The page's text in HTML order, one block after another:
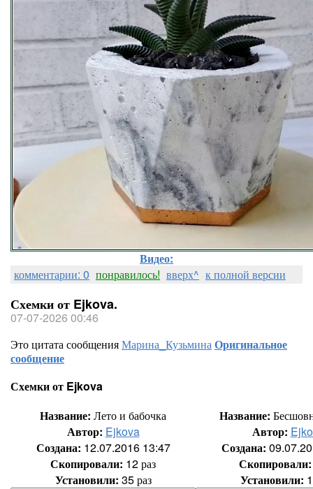
Видео:
комментарии: 0 понравилось! вверх^ к полной версии
Схемки от Ejkova.
07-07-2026 00:46
Это цитата сообщенияМарина_КузьминаОригинальное
сообщение
Схемки от Ejkova
Название: Лето и бабочка
Автор: Ejkova
Создана: 12.07.2016 13:47
Скопировали: 12 раз
Установили: 35 раз
Название:
Автор:
Создана:
Скопировали:
Установили: